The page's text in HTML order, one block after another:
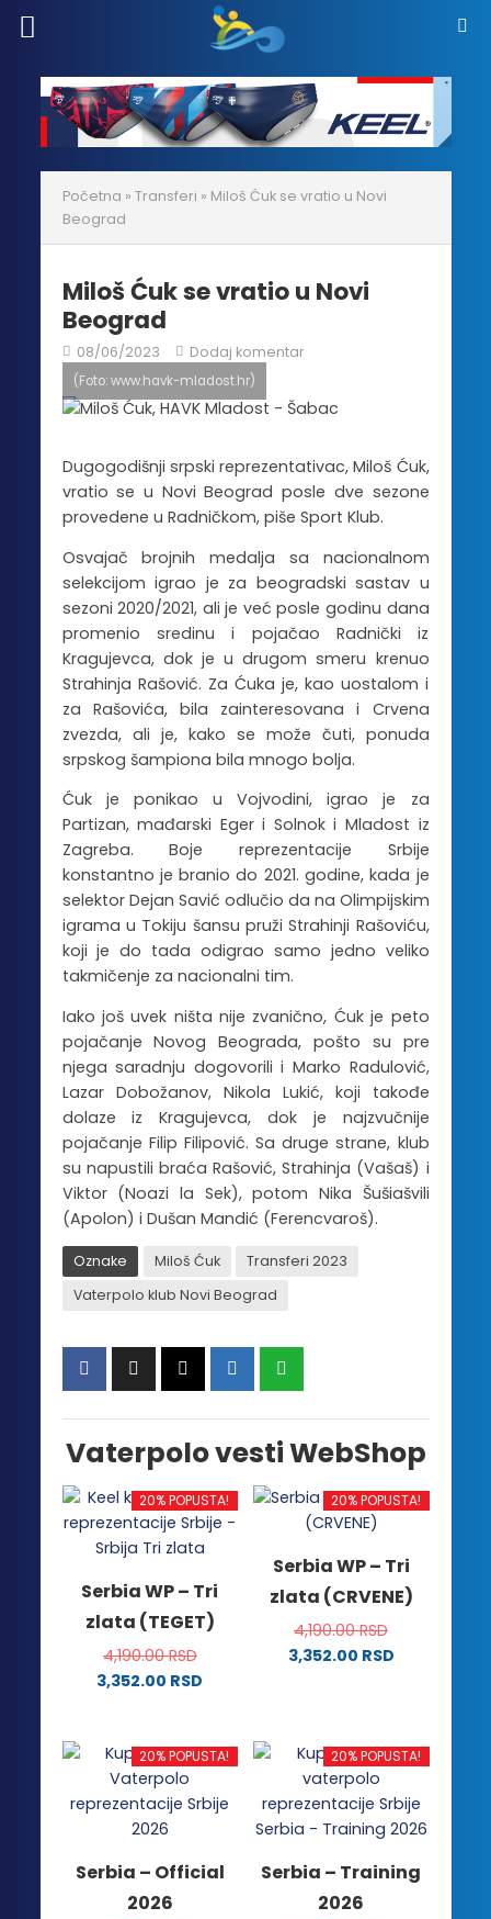
Početna » Transferi » Miloš Ćuk se vratio u Novi
Beograd
Miloš Ćuk se vratio u Novi
Beograd
08/06/2023 Dodaj komentar
(Foto: www.havk-mladost.hr)
Dugogodišnji srpski reprezentativac, Miloš Ćuk,
vratio se u Novi Beograd posle dve sezone
provedene u Radničkom, piše Sport Klub.
Osvajač brojnih medalja sa nacionalnom
selekcijom igrao je za beogradski sastav u
sezoni 2020/2021, ali je već posle godinu dana
promenio sredinu i pojačao Radnički iz
Kragujevca, dok je u drugom smeru krenuo
Strahinja Rašović. Za Ćuka je, kao uostalom i
za Rašovića, bila zainteresovana i Crvena
zvezda, ali je, kako se može čuti, ponuda
srpskog šampiona bila mnogo bolja.
Ćuk je ponikao u Vojvodini, igrao je za
Partizan, mađarski Eger i Solnok i Mladost iz
Zagreba. Boje reprezentacije Srbije
konstantno je branio do 2021. godine, kada je
selektor Dejan Savić odlučio da na Olimpijskim
igrama u Tokiju šansu pruži Strahinji Rašoviću,
koji je do tada odigrao samo jedno veliko
takmičenje za nacionalni tim.
Iako još uvek ništa nije zvanično, Ćuk je peto
pojačanje Novog Beograda, pošto su pre
njega saradnju dogovorili i Marko Radulović,
Lazar Dobožanov, Nikola Lukić, koji takođe
dolaze iz Kragujevca, dok je najzvučnije
pojačanje Filip Filipović. Sa druge strane, klub
su napustili braća Rašović, Strahinja (Vašaš) i
Viktor (Noazi la Sek), potom Nika Šušiašvili
(Apolon) i Dušan Mandić (Ferencvaroš).
Oznake Miloš Ćuk
Transferi 2023
Vaterpolo klub Novi Beograd
Vaterpolo vesti WebShop
20% POPUSTA!
Serbia WP – Tri
zlata (TEGET)
4,190.00RSD
3,352.00 RSD
ima
više
varijanti.
Opcije
biti
izabrane
20% POPUSTA!
Serbia WP – Tri
zlata (CRVENE)
4,190.00RSD
3,352.00 RSD
više
varijanti.
Opcije
mogu
izabrane
na
20% POPUSTA!
Serbia – Official
2026
20% POPUSTA!
Serbia – Training
2026